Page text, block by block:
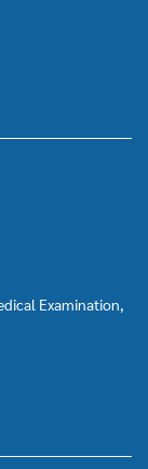
Examination,